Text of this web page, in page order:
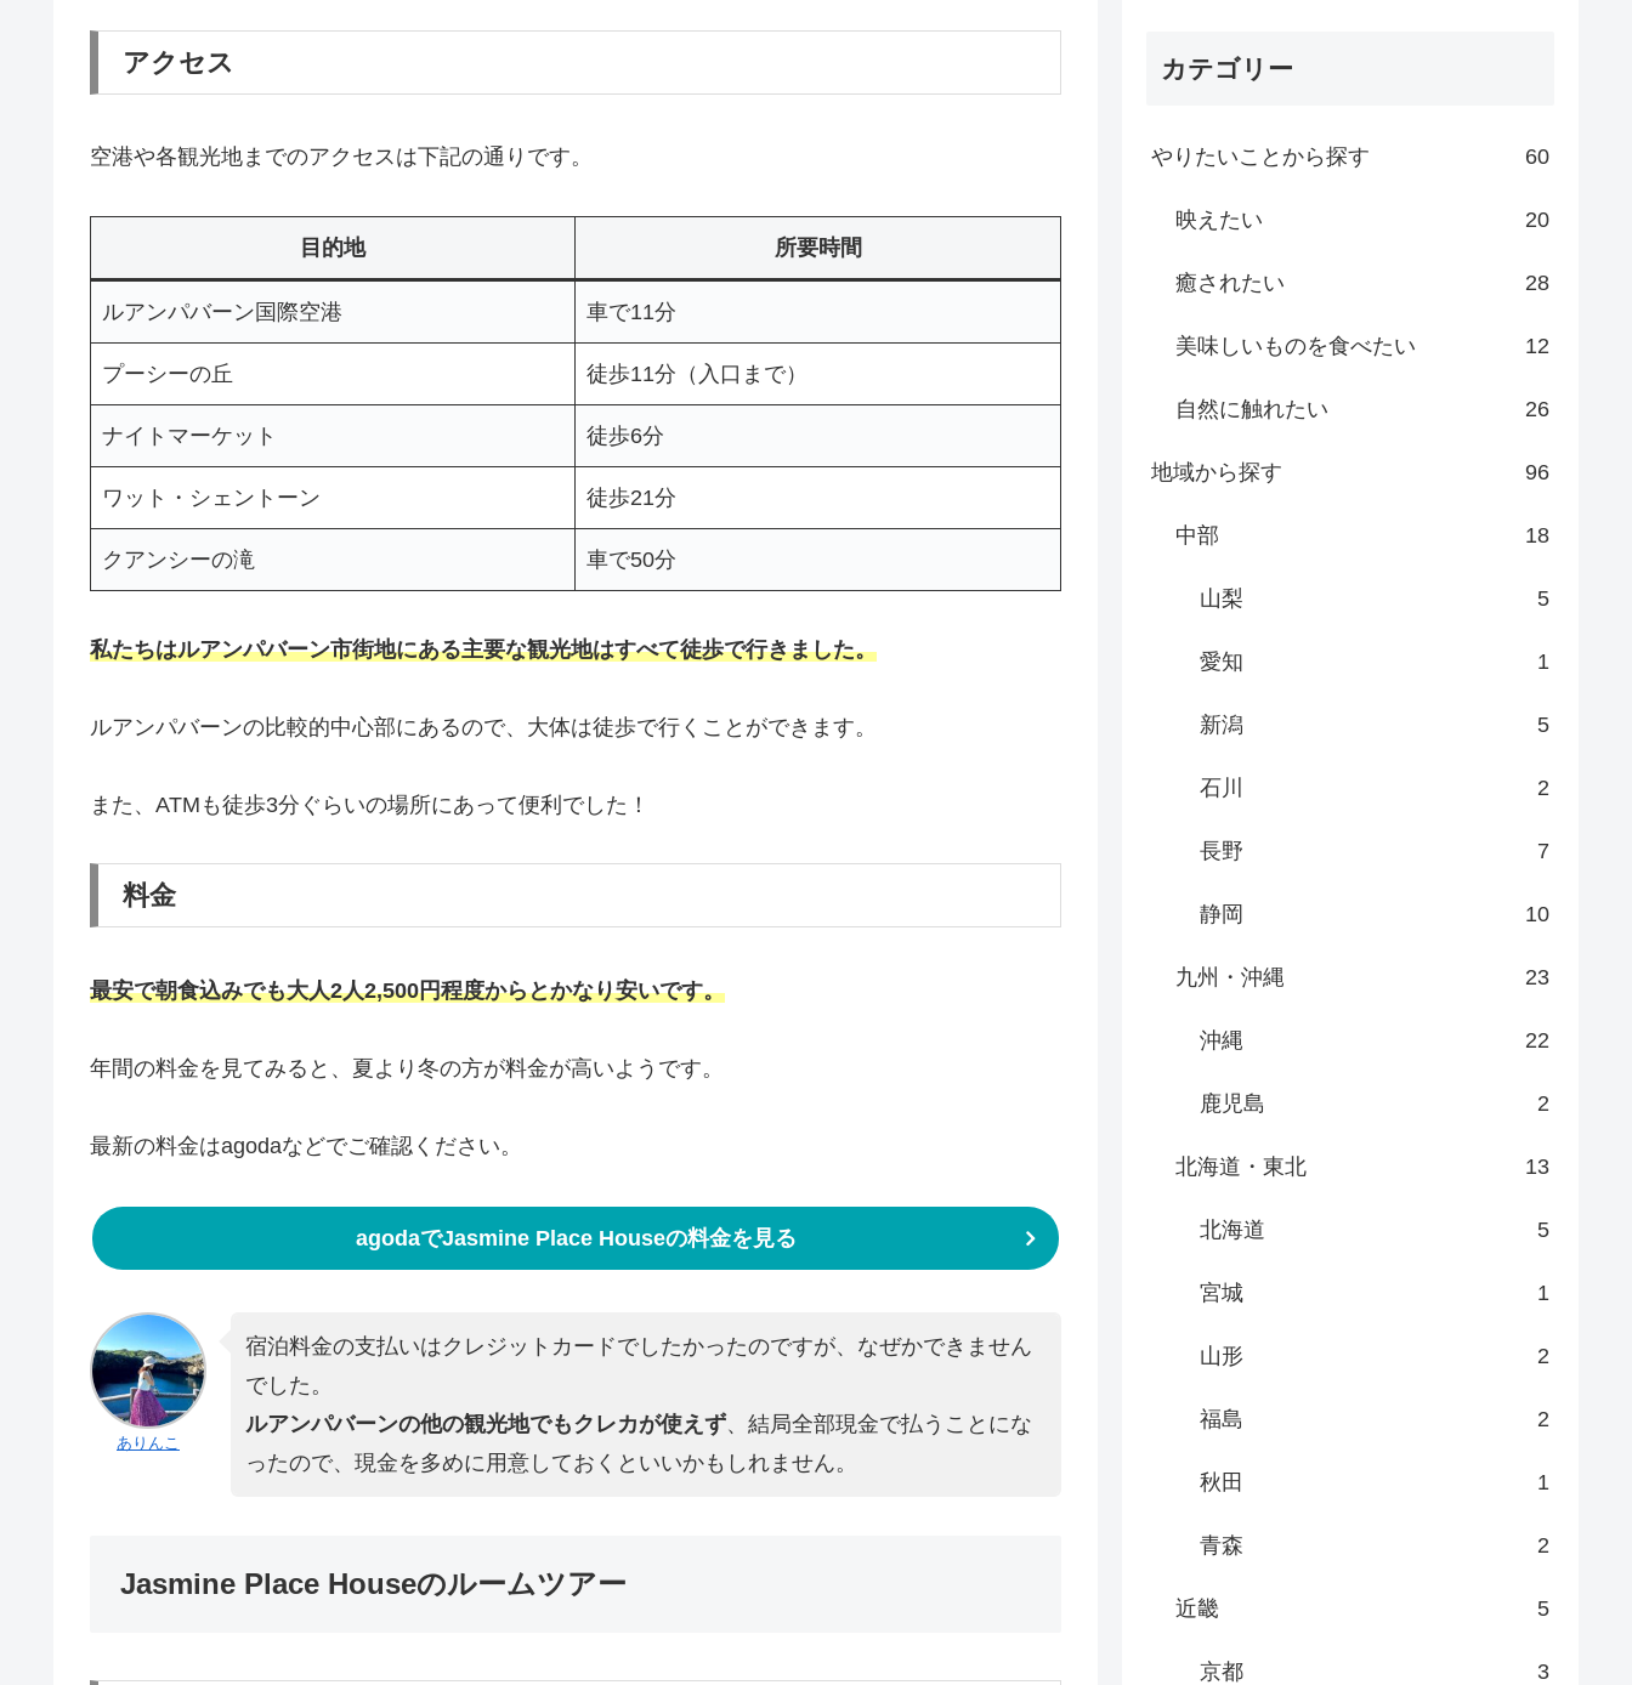
アクセス
空港や各観光地までのアクセスは下記の通りです。
目的地 所要時間
ルアンパバーン国際空港 車で11分
プーシーの丘 徒歩11分（入口まで）
ナイトマーケット 徒歩6分
ワット・シェントーン 徒歩21分
クアンシーの滝 車で50分
私たちはルアンパバーン市街地にある主要な観光地はすべて徒歩で行きました。
ルアンパバーンの比較的中心部にあるので、大体は徒歩で行くことができます。
また、ATMも徒歩3分ぐらいの場所にあって便利でした！
料金
最安で朝食込みでも大人2人2,500円程度からとかなり安いです。
年間の料金を見てみると、夏より冬の方が料金が高いようです。
最新の料金はagodaなどでご確認ください。
agodaでJasmine Place Houseの料金を見る
ありんこ
宿泊料金の支払いはクレジットカードでしたかったのですが、なぜかできません
でした。
ルアンパバーンの他の観光地でもクレカが使えず、結局全部現金で払うことにな
ったので、現金を多めに用意しておくといいかもしれません。
Jasmine Place Houseのルームツアー
カテゴリー
やりたいことから探す 60
映えたい 20
癒されたい 28
美味しいものを食べたい 12
自然に触れたい 26
地域から探す 96
中部 18
山梨 5
愛知 1
新潟 5
石川 2
長野 7
静岡 10
九州・沖縄 23
沖縄 22
鹿児島 2
北海道・東北 13
北海道 5
宮城 1
山形 2
福島 2
秋田 1
青森 2
近畿 5
京都 3